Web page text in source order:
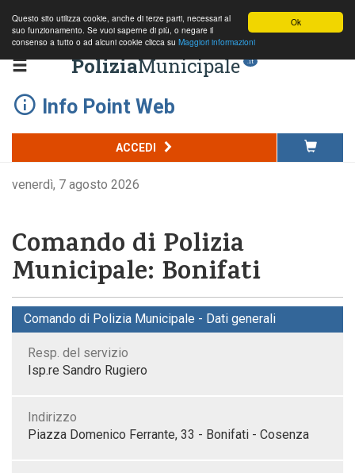
Ok
Questo sito utilizza cookie, anche di terze parti, necessari al
suo funzionamento. Se vuoi saperne di più, o negare il
consenso a tutto o ad alcuni cookie clicca su Maggiori informazioni
PoliziaMunicipale .it
Info Point Web
ACCEDI
venerdì, 7 agosto 2026
Comando di Polizia
Municipale: Bonifati
Comando di Polizia Municipale - Dati generali
Resp. del servizio
Isp.re Sandro Rugiero
Indirizzo
Piazza Domenico Ferrante, 33 - Bonifati - Cosenza